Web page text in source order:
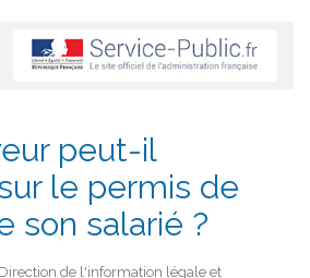
peut-il
le permis de
son salarié ?
de l'information légale et